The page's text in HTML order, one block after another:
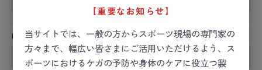
【重要なお知らせ】
当サイトでは、一般の方からスポーツ現場の専門家の
方々まで、幅広い皆さまにご活用いただけるよう、ス
ポーツにおけるケガの予防や身体のケアに役立つ製
URL